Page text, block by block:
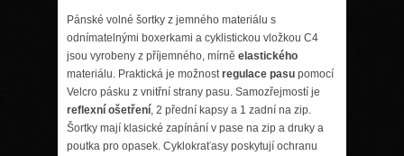
Pánské volné šortky z jemného materiálu s
odnímatelnými boxerkami a cyklistickou vložkou C4
jsou vyrobeny z příjemného, mírně elastického
materiálu. Praktická je možnostregulace pasu pomocí
Velcro pásku z vnitřní strany pasu. Samozřejmostí je
reflexní ošetření, 2 přední kapsy a 1 zadní na zip.
Šortky mají klasické zapínání v pase na zip a druky a
poutka pro opasek. Cyklokraťasy poskytují ochranu